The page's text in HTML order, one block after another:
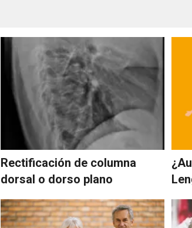
Rectificación de columna
dorsal o dorso plano